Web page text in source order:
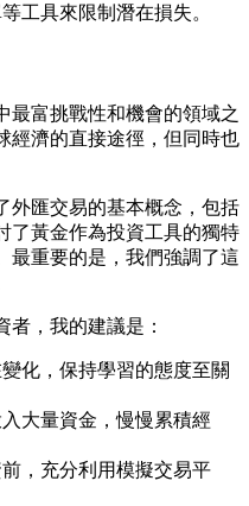
工具來限制潛在損失。
最富挑戰性和機會的領域之
經濟的直接途徑，但同時也
外匯交易的基本概念，包括
了黃金作為投資工具的獨特
最重要的是，我們強調了這
，我的建議是：
化，保持學習的態度至關
大量資金，慢慢累積經
，充分利用模擬交易平